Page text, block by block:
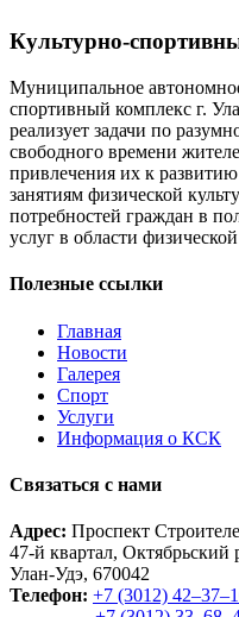
Культурно-
Муниципальное
спортивный комплекс г.
реализует задачи по
свободного времени
привлечения их к развитию
занятиям физической
потребностей граждан в
услуг в области
Полезные ссылки
Главная
Новости
Галерея
Спорт
Услуги
Информация о КСК
Связаться с нами
Адрес: Проспект
47-й квартал, Октябрьский
Улан-Удэ, 670042
Телефон: +7 (3012)